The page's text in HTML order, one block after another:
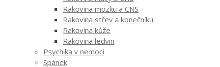
Rakovina mozku a CNS
Rakovina střev a konečníku
Rakovina kůže
Rakovina ledvin
Psychika v nemoci
Spánek